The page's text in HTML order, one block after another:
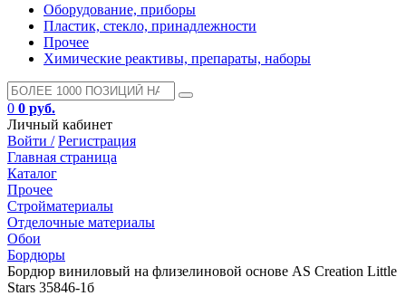
Оборудование, приборы
Пластик, стекло, принадлежности
Прочее
Химические реактивы, препараты, наборы
0 0 руб.
Личный кабинет
Войти / Регистрация
Главная страница
Каталог
Прочее
Стройматериалы
Отделочные материалы
Обои
Бордюры
Бордюр виниловый на флизелиновой основе AS Creation Little
Stars 35846-1б